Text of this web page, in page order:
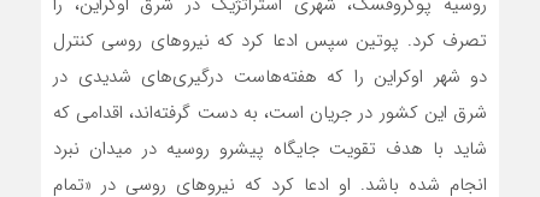
تصرف کرد. پوتین سپس ادعا کرد که نیروهای روسی کنترل
دو شهر اوکراین را که هفته‌هاست درگیری‌های شدیدی در
شرق این کشور در جریان است، به دست گرفته‌اند، اقدامی که
شاید با هدف تقویت جایگاه پیشرو روسیه در میدان نبرد
انجام شده باشد. او ادعا کرد که نیروهای روسی در «تمام